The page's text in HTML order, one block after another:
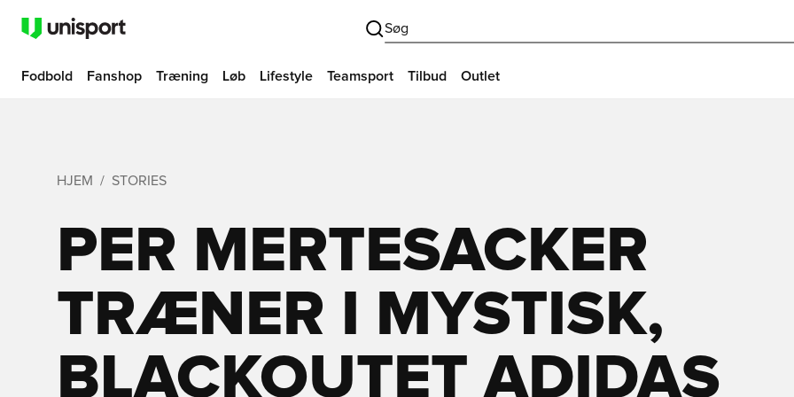
Søg
Fodbold Fanshop Træning Løb Lifestyle Teamsport Tilbud Outlet
HJEM STORIES
PER MERTESACKER
TRÆNER I MYSTISK,
BLACKOUTET ADIDAS